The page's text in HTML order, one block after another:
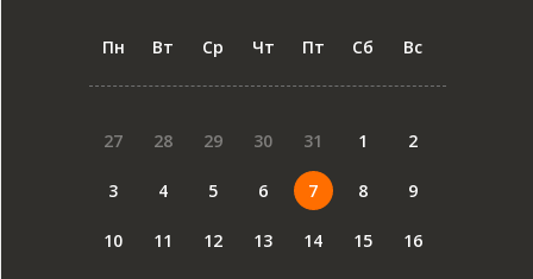
Пн Вт Ср Чт Пт Сб Вс
27 28 29 30 31 1 2
3 4 5 6 7 8 9
10 11 12 13 14 15 16